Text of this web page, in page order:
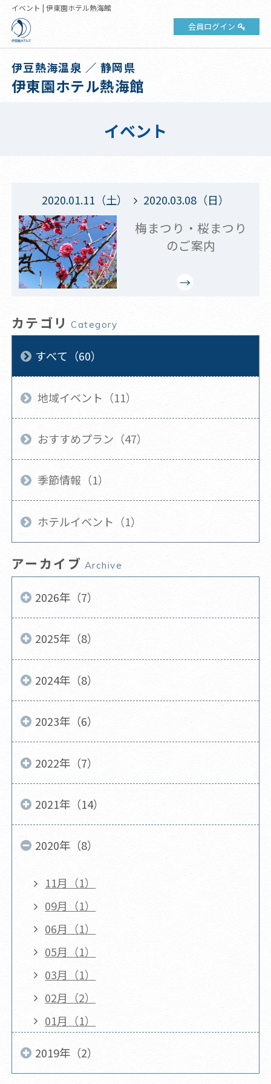
イベント | 伊東園ホテル熱海館
会員ログイン
伊豆熱海温泉 ／ 静岡県
伊東園ホテル熱海館
イベント
2020.01.11（土） 2020.03.08（日）
梅まつり・桜まつり
のご案内
カテゴリ Category
すべて（60）
地域イベント（11）
おすすめプラン（47）
季節情報（1）
ホテルイベント（1）
アーカイブ Archive
2026年（7）
2025年（8）
2024年（8）
2023年（6）
2022年（7）
2021年（14）
2020年（8）
11月（1）
09月（1）
06月（1）
05月（1）
03月（1）
02月（2）
01月（1）
2019年（2）